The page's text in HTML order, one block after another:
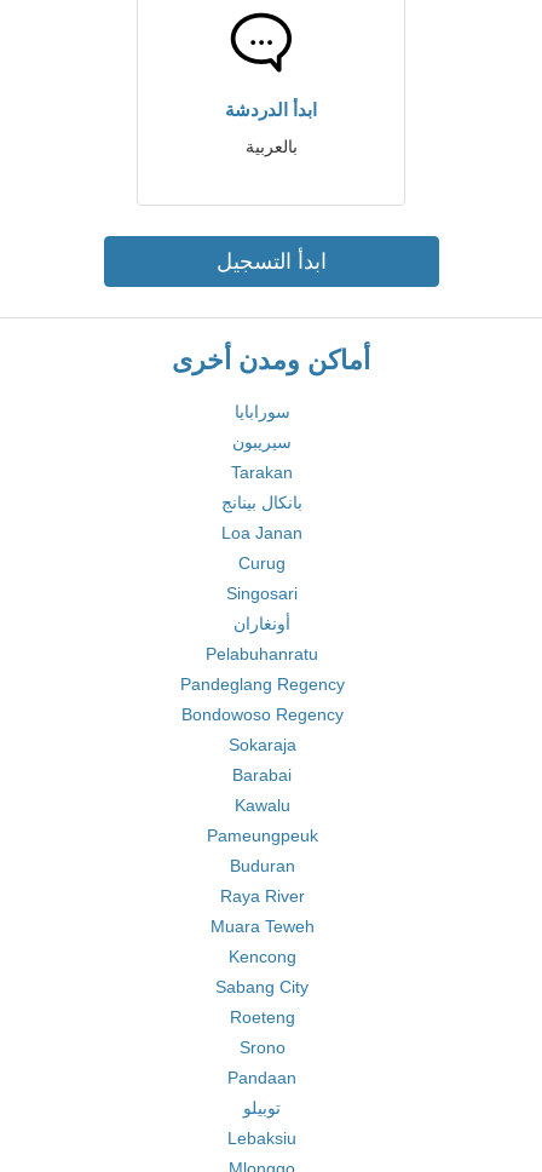
ابدأ الدردشة
بالعربية
ابدأ التسجيل
أماكن ومدن أخرى
سورابايا
سيريبون
Tarakan
بانكال بينانج
Loa Janan
Curug
Singosari
أونغاران
Pelabuhanratu
Pandeglang Regency
Bondowoso Regency
Sokaraja
Barabai
Kawalu
Pameungpeuk
Buduran
Raya River
Muara Teweh
Kencong
Sabang City
Roeteng
Srono
Pandaan
توبيلو
Lebaksiu